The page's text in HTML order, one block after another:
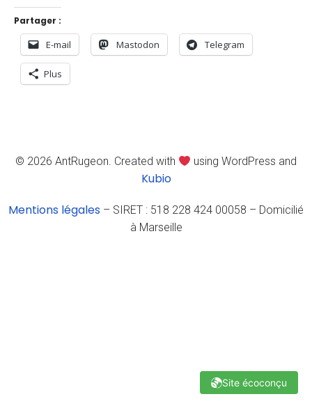
Partager :
E-mail Mastodon Telegram
Plus
© 2026 AntRugeon. Created with using WordPress and
Kubio
Mentions légales – SIRET : 518 228 424 00058 – Domicilié
à Marseille
Site écoconçu